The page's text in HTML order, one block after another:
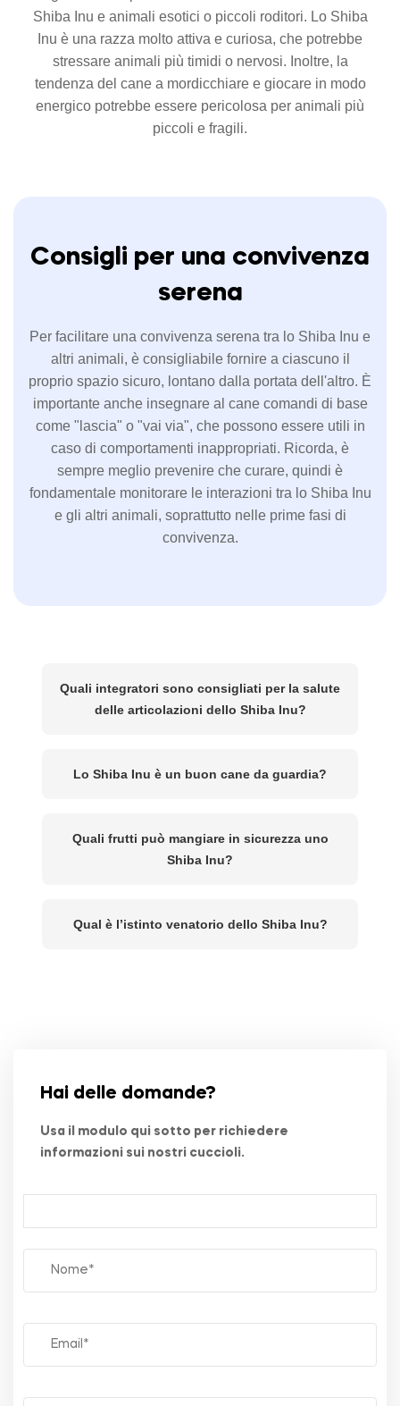
Shiba Inu e animali esotici o piccoli roditori. Lo Shiba
Inu è una razza molto attiva e curiosa, che potrebbe
stressare animali più timidi o nervosi. Inoltre, la
tendenza del cane a mordicchiare e giocare in modo
energico potrebbe essere pericolosa per animali più
piccoli e fragili.
Consigli per una convivenza
serena
Per facilitare una convivenza serena tra lo Shiba Inu e
altri animali, è consigliabile fornire a ciascuno il
proprio spazio sicuro, lontano dalla portata dell'altro. È
importante anche insegnare al cane comandi di base
come "lascia" o "vai via", che possono essere utili in
caso di comportamenti inappropriati. Ricorda, è
sempre meglio prevenire che curare, quindi è
fondamentale monitorare le interazioni tra lo Shiba Inu
e gli altri animali, soprattutto nelle prime fasi di
convivenza.
Quali integratori sono consigliati per la salute
delle articolazioni dello Shiba Inu?
Lo Shiba Inu è un buon cane da guardia?
Quali frutti può mangiare in sicurezza uno
Shiba Inu?
Qual è l’istinto venatorio dello Shiba Inu?
Hai delle domande?
Usa il modulo qui sotto per richiedere
informazioni sui nostri cuccioli.